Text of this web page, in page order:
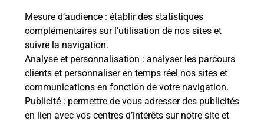
Mesure d’audience : établir des statistiques
complémentaires sur l’utilisation de nos sites et
suivre la navigation.
Analyse et personnalisation : analyser les parcours
clients et personnaliser en temps réel nos sites et
communications en fonction de votre navigation.
Publicité : permettre de vous adresser des publicités
en lien avec vos centres d’intérêts sur notre site et
Prochaine collecte du courrierlundià 09h00
Rue De La Mairie
11410 Montauriol
Itinéraire